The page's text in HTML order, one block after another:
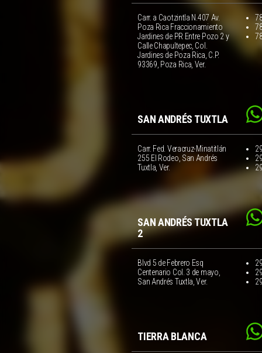
Carr. a Caotzintla N.407 Av.
Poza Rica Fraccionamiento
Jardines de PR Entre Pozo 2 y
Calle Chapultepec, Col.
Jardines de Poza Rica, C.P.
93369, Poza Rica, Ver.
SAN ANDRÉS TUXTLA
Carr. Fed. Veracruz-Minatitlán
255 El Rodeo, San Andrés
Tuxtla, Ver.
SAN ANDRÉS TUXTLA
2
Blvd 5 de Febrero Esq
Centenario Col. 3 de mayo,
San Andrés Tuxtla, Ver.
TIERRA BLANCA